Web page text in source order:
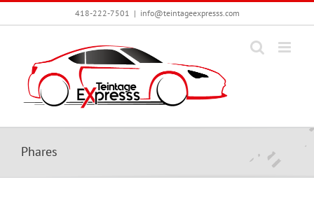
Passer
418-222-7501 | info@teintageexpresss.com
Phares